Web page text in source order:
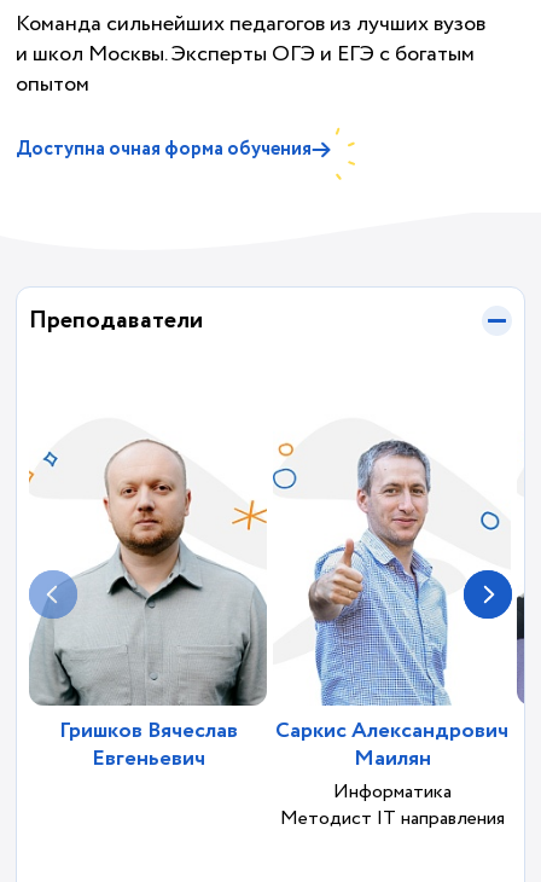
Команда сильнейших педагогов из лучших вузов
и школ Москвы. Эксперты ОГЭ и ЕГЭ с богатым
опытом
Доступна очная форма обучения
Преподаватели
Гришков Вячеслав
Евгеньевич
Саркис Александрович
Маилян
Информатика
Методист IT направления